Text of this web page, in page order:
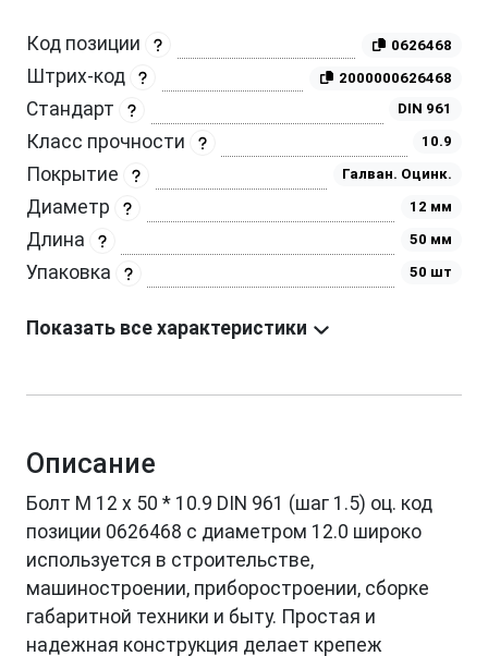
Код позиции 0626468
Штрих-код 2000000626468
Стандарт DIN 961
Класс прочности 10.9
Покрытие Галван. Оцинк.
Диаметр 12 мм
Длина 50 мм
Упаковка 50 шт
Показать все характеристики
Описание
Болт М 12 х 50 * 10.9 DIN 961 (шаг 1.5) оц. код
позиции 0626468 с диаметром 12.0 широко
используется в строительстве,
машиностроении, приборостроении, сборке
габаритной техники и быту. Простая и
надежная конструкция делает крепеж